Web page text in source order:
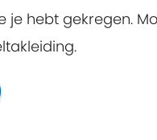
je hebt gekregen.